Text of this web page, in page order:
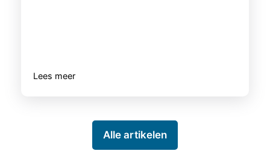
Lees meer
Alle artikelen